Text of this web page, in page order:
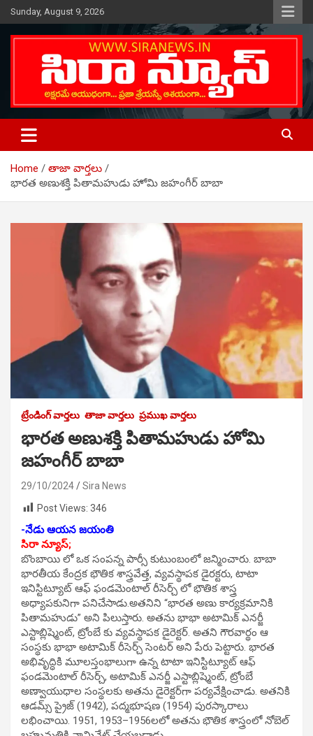
Skip
to
content
Sunday, August 9, 2026
SIRA NEWS
Telugu Online News Daily
Home
తాజా వార్తలు
భారత అణుశక్తి పితామహుడు హోమి జహంగీర్ బాబా
ట్రేండింగ్ వార్తలు తాజా వార్తలు ప్రముఖ వార్తలు
భారత అణుశక్తి పితామహుడు హోమి
జహంగీర్ బాబా
29/10/2024
Sira News
Post Views: 346
-నేడు ఆయన జయంతి
సిరా న్యూస్;
బొంబాయి లో ఒక సంపన్న పార్సీ కుటుంబంలో జన్మించారు. బాబా
భారతీయ కేంద్రక భౌతిక శాస్త్రవేత్త, వ్యవస్థాపక డైరక్టరు, టాటా
ఇనిస్టిట్యూట్ ఆఫ్ ఫండమెంటాల్ రీసెర్చ్ లో భౌతిక శాస్త్ర
అధ్యాపకునిగా పనిచేసాడు.అతనిని “భారత అణు కార్యక్రమానికి
పితామహుడు” అని పిలుస్తారు. అతను భాభా అటామిక్ ఎనర్జీ
ఎస్టాబ్లిష్మెంట్, ట్రోంబే కు వ్యవస్థాపక డైరెక్టర్‌. అతని గౌరవార్థం ఆ
సంస్థకు భాభా అటామిక్ రీసెర్చ్ సెంటర్ అని పేరు పెట్టారు. భారత
అభివృద్ధికి మూలస్తంభాలుగా ఉన్న టాటా ఇనిస్టిట్యూట్ ఆఫ్
ఫండమెంటాల్ రీసెర్చ్, అటామిక్ ఎనర్జీ ఎస్టాబ్లిష్మెంట్, ట్రోంబే
అణ్వాయుధాల సంస్థలకు అతను డైరెక్టర్‌గా పర్యవేక్షించాడు. అతనికి
ఆడమ్స్ ప్రైజ్ (1942), పద్మభూషణ (1954) పురస్కారాలు
లభించాయి. 1951, 1953–1956లలో అతను భౌతిక శాస్త్రంలో నోబెల్